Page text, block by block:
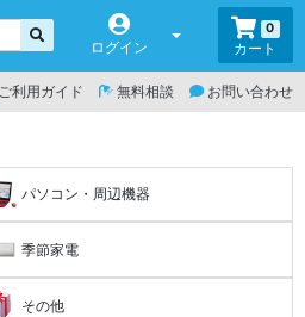
ログイン
0
カート
ご利用ガイド 無料相談 お問い合わせ
パソコン・周辺機器
季節家電
その他